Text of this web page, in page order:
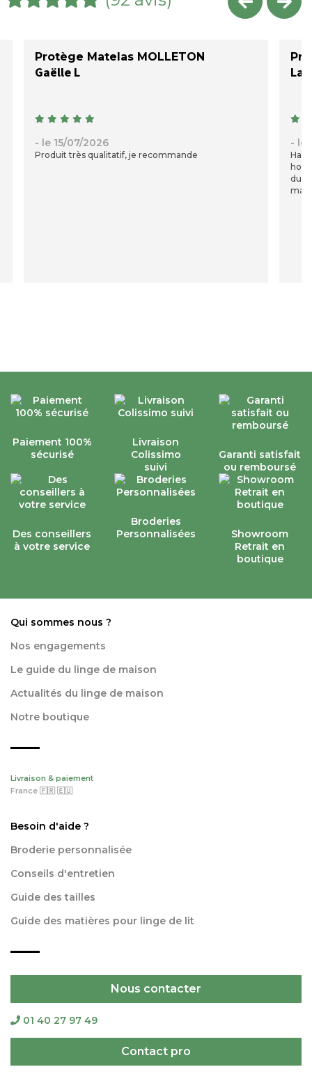
Protège Matelas MOLLETON
Gaëlle L
- le 15/07/2026
Produit très qualitatif, je recommande
- le
du
Paiement 100%
sécurisé
Livraison
Colissimo
suivi
Garanti satisfait
ou remboursé
Des conseillers
à votre service
Broderies
Personnalisées
Showroom
Retrait en
boutique
Qui sommes nous ?
Nos engagements
Le guide du linge de maison
Actualités du linge de maison
Notre boutique
Livraison & paiement
France 🇫🇷 🇪🇺
Besoin d'aide ?
Broderie personnalisée
Conseils d'entretien
Guide des tailles
Guide des matières pour linge de lit
Nous contacter
01 40 27 97 49
Contact pro